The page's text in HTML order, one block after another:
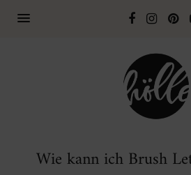
Wie kann ich Brush